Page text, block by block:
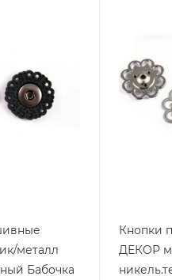
металл
Бабочка
Кнопки
ДЕКОР